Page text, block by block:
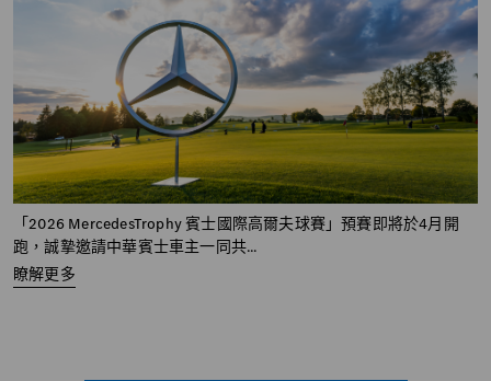
「2026 MercedesTrophy 賓士國際高爾夫球賽」預賽即將於4月開
跑，誠摯邀請中華賓士車主一同共...
瞭解更多